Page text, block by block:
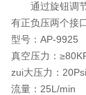
通过旋钮调
有正负压两个接
型号：AP-9925
真空压力：
zui大压力：
流量：25L/min